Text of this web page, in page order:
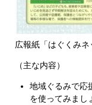
広報紙「はぐくみネ
（主な内容）
地域ぐるみで応
を使ってみまし